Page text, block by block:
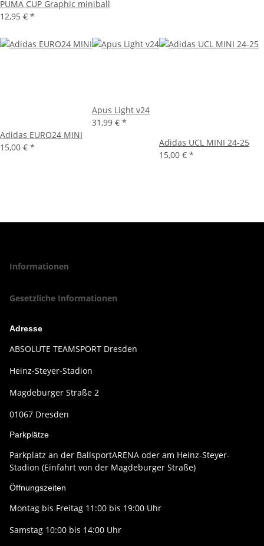
PUMA CUP Graphic miniball
12,95 € *
Adidas EURO24 MINI
15,00 € *
Apus Light v24
31,99 € *
Adidas UCL MINI 24-25
15,00 € *
Informationen
Gesetzliche Informationen
Adresse
ABSOLUTE TEAMSPORT Dresden
Heinz-Steyer-Stadion
Magdeburger Straße 2
01067 Dresden
Parkplätze
Parkplatz an der BallsportARENA oder am Heinz-Steyer-
Stadion (Einfahrt von der Magdeburger Straße)
Öffnungszeiten
Montag bis Freitag 11:00 bis 19:00 Uhr
Samstag 10:00 bis 14:00 Uhr